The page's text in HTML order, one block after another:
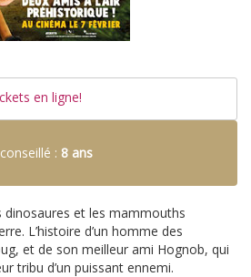
en ligne!
: 8 ans
dinosaures et les mammouths
L’histoire d’un homme des
et de son meilleur ami Hognob, qui
tribu d’un puissant ennemi.